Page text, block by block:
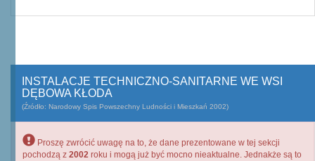
INSTALACJE TECHNICZNO-SANITARNE WE WSI
DĘBOWA KŁODA
(Źródło: Narodowy Spis Powszechny Ludności i Mieszkań 2002)
Proszę zwrócić uwagę na to, że dane prezentowane w tej sekcji
pochodzą z 2002 roku i mogą już być mocno nieaktualne. Jednakże są to